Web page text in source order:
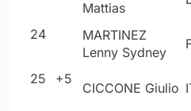
Mattias
24
MARTINEZ
Lenny Sydney
25 +5
CICCONE Giulio